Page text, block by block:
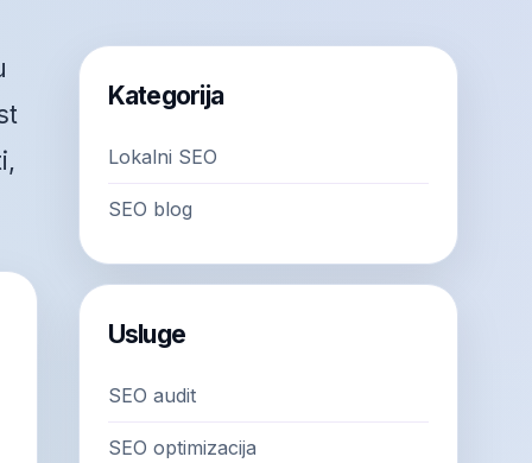
Kategorija
Lokalni SEO
SEO blog
Usluge
SEO audit
SEO optimizacija